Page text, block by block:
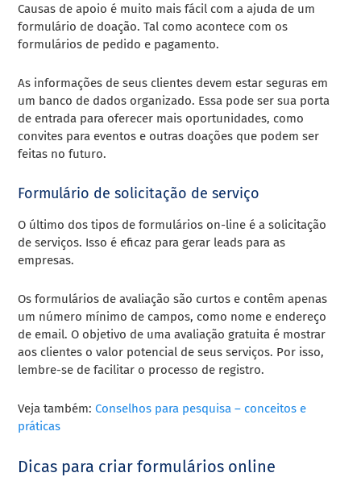
Causas de apoio é muito mais fácil com a ajuda de um
formulário de doação. Tal como acontece com os
formulários de pedido e pagamento.
As informações de seus clientes devem estar seguras em
um banco de dados organizado. Essa pode ser sua porta
de entrada para oferecer mais oportunidades, como
convites para eventos e outras doações que podem ser
feitas no futuro.
Formulário de solicitação de serviço
O último dos tipos de formulários on-line é a solicitação
de serviços. Isso é eficaz para gerar leads para as
empresas.
Os formulários de avaliação são curtos e contêm apenas
um número mínimo de campos, como nome e endereço
de email. O objetivo de uma avaliação gratuita é mostrar
aos clientes o valor potencial de seus serviços. Por isso,
lembre-se de facilitar o processo de registro.
Veja também:Conselhos para pesquisa – conceitos e
práticas
Dicas para criar formulários online